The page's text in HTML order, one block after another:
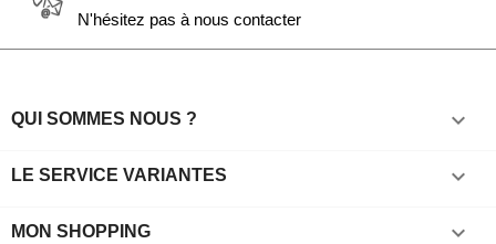
N'hésitez pas à nous contacter
QUI SOMMES NOUS ? 
LE SERVICE VARIANTES 
MON SHOPPING 